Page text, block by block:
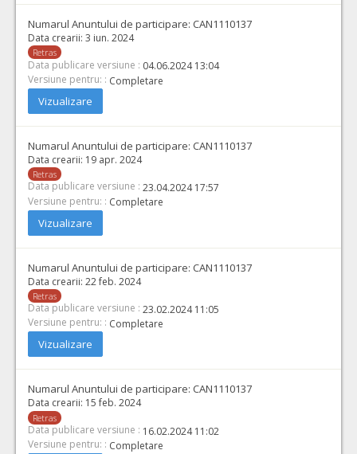
Numarul Anuntului de participare: CAN1110137
Data crearii: 3 iun. 2024
Retras
Data publicare versiune : 04.06.2024 13:04
Versiune pentru: : Completare
Vizualizare
Numarul Anuntului de participare: CAN1110137
Data crearii: 19 apr. 2024
Retras
Data publicare versiune : 23.04.2024 17:57
Versiune pentru: : Completare
Vizualizare
Numarul Anuntului de participare: CAN1110137
Data crearii: 22 feb. 2024
Retras
Data publicare versiune : 23.02.2024 11:05
Versiune pentru: : Completare
Vizualizare
Numarul Anuntului de participare: CAN1110137
Data crearii: 15 feb. 2024
Retras
Data publicare versiune : 16.02.2024 11:02
Versiune pentru: : Completare